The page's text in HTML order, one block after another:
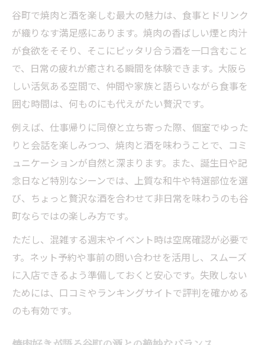
谷町で焼肉と酒を楽しむ最大の魅力は、食事とドリンク
が織りなす満足感にあります。焼肉の香ばしい煙と肉汁
が食欲をそそり、そこにピッタリ合う酒を一口含むこと
で、日常の疲れが癒される瞬間を体験できます。大阪ら
しい活気ある空間で、仲間や家族と語らいながら食事を
囲む時間は、何ものにも代えがたい贅沢です。
例えば、仕事帰りに同僚と立ち寄った際、個室でゆった
りと会話を楽しみつつ、焼肉と酒を味わうことで、コミ
ュニケーションが自然と深まります。また、誕生日や記
念日など特別なシーンでは、上質な和牛や特選部位を選
び、ちょっと贅沢な酒を合わせて非日常を味わうのも谷
町ならではの楽しみ方です。
ただし、混雑する週末やイベント時は空席確認が必要で
す。ネット予約や事前の問い合わせを活用し、スムーズ
に入店できるよう準備しておくと安心です。失敗しない
ためには、口コミやランキングサイトで評判を確かめる
のも有効です。